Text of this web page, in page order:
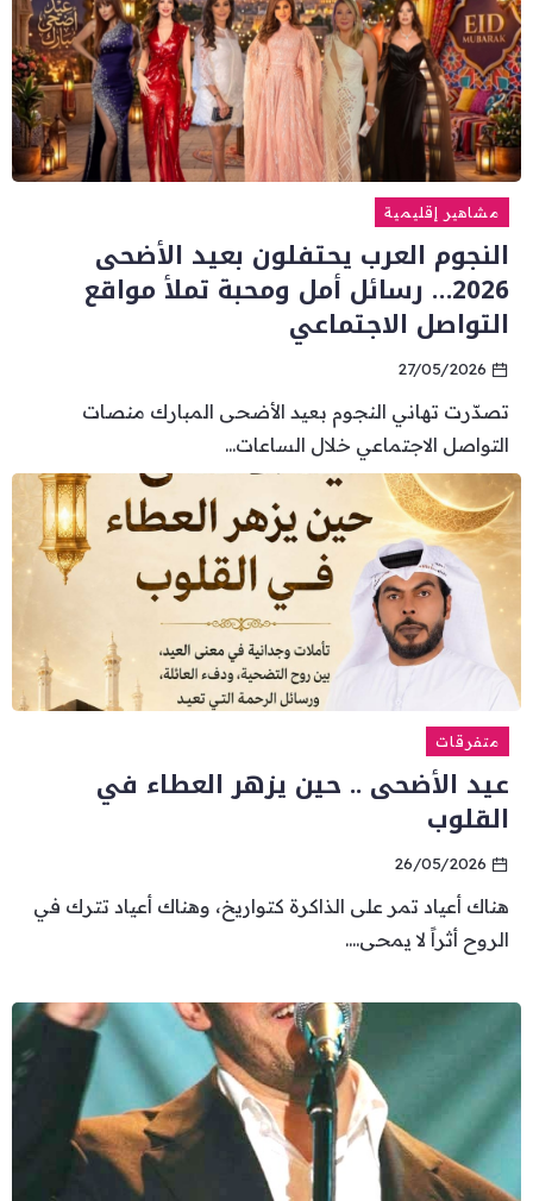
مشاهير إقليمية
النجوم العرب يحتفلون بعيد الأضحى
2026… رسائل أمل ومحبة تملأ مواقع
التواصل الاجتماعي
27/05/2026
تصدّرت تهاني النجوم بعيد الأضحى المبارك منصات
التواصل الاجتماعي خلال الساعات...
متفرقات
عيد الأضحى .. حين يزهر العطاء في
القلوب
26/05/2026
هناك أعياد تمر على الذاكرة كتواريخ، وهناك أعياد تترك في
الروح أثراً لا يمحى....